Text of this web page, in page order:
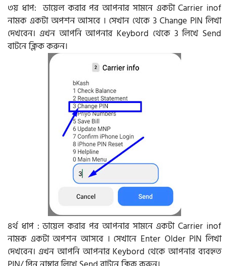
৩য় ধাপ: ডায়েল করার পর আপনার সামনে একটা Carrier inof
নামক একটা অপশন আসবে । সেখান থেকে 3 Change PIN লিখা
দেখবেন। এখন আপনি আপনার Keybord থেকে 3 লিখে Send
বাটনে ক্লিক করুন।
৪র্থ ধাপ : ডায়েল করার পর আপনার সামনে একটা Carrier inof
নামক একটা অপশন আসবে । সেখানে Enter Older PIN লিখা
দেখবেন। এখন আপনি আপনার Keybord থেকে আপনার ব্যবহৃত